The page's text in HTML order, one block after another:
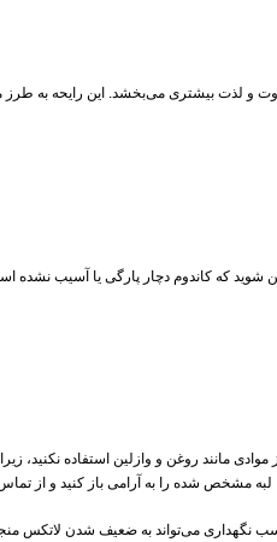
و لذت بیشتری می‌بخشد. این رایحه به طرز
شوید که کاندوم دچار پارگی یا آسیب
مانند روغن و وازلین استفاده نکنید،
مشخص شده را به آرامی باز کنید و از
نگهداری می‌تواند به ضعیف شدن لاتکس